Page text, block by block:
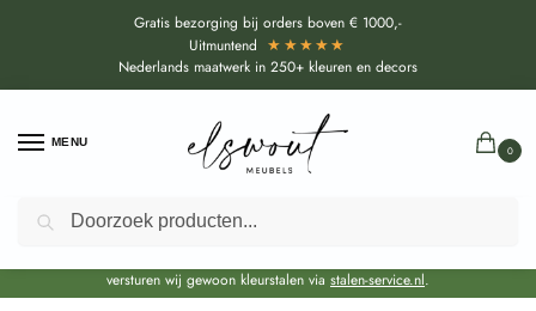
Gratis bezorging bij orders boven € 1000,-
Uitmuntend ★★★★★
Nederlands maatwerk in 250+ kleuren en decors
MENU
0
Door de bouwvakperiode geldt voor alle collecties momenteel een EXTRA
levertijd van circa 3-4 weken bovenop de reguliere levertijd.
versturen wij gewoon kleurstalen via stalen-service.nl.